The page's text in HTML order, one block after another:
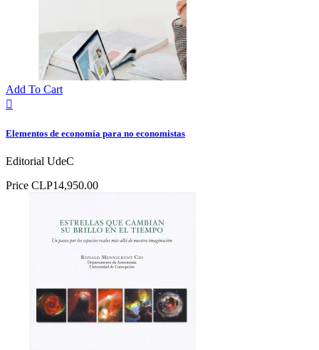
Add To Cart

Elementos de economía para no economistas
Editorial UdeC
Price CLP14,950.00